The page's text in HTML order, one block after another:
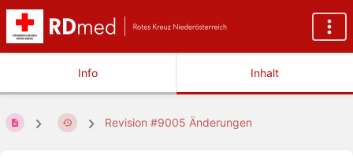
Info Inhalt
Revision #9005 Änderungen